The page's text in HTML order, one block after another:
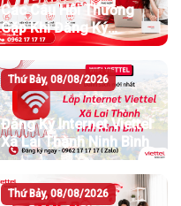
Các Câu Hỏi Thường
Gặp Khi Đăng Ký
Internet Viettel
Thứ Bảy, 08/08/2026
Đăng Ký Internet Viettel
Xã Lai Thành Ninh Bình
Thứ Bảy, 08/08/2026